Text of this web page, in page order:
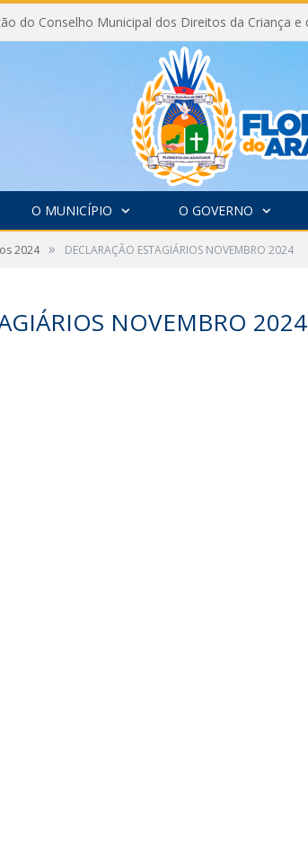
O MUNICÍPIO O GOVERNO
2024 » DECLARAÇÃO ESTAGIÁRIOS NOVEMBRO 2024
NOVEMBRO 2024